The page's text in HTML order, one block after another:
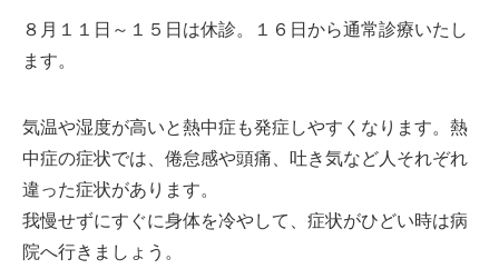
８月１１日～１５日は休診。１６日から通常診療いたし
ます。
気温や湿度が高いと熱中症も発症しやすくなります。熱
中症の症状では、倦怠感や頭痛、吐き気など人それぞれ
違った症状があります。
我慢せずにすぐに身体を冷やして、症状がひどい時は病
院へ行きましょう。